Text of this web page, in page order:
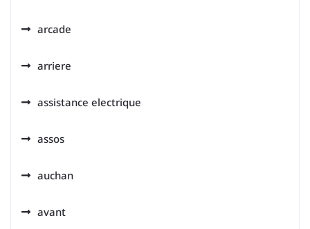
arcade
arriere
assistance electrique
assos
auchan
avant